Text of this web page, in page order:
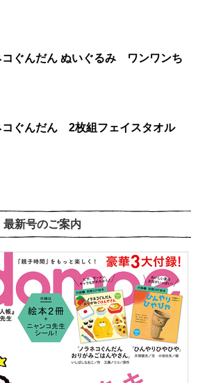
コぐんだん ぬいぐるみ ワンワンち
コぐんだん 2枚組フェイスタオル
最新号のご案内